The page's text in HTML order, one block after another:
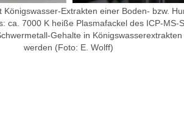
Königswasser-Extrakten einer Boden- bzw.
ca. 7000 K heiße Plasmafackel des ICP-MS-
Gehalte in
werden (Foto: E. Wolff)